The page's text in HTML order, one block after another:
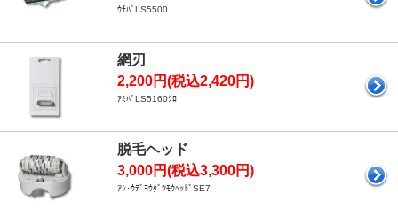
ｳﾁﾊﾞLS5500
網刃
2,200円(税込2,420円)
ｱﾐﾊﾞLS5160ｼﾛ
脱毛ヘッド
3,000円(税込3,300円)
ｱｼ･ｳﾃﾞﾖｳﾀﾞﾂﾓｳﾍｯﾄﾞSE7